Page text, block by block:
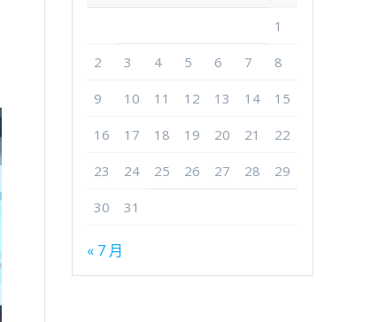
1
2 3 4 5 6 7 8
9 10 11 12 13 14 15
16 17 18 19 20 21 22
23 24 25 26 27 28 29
30 31
« 7 月